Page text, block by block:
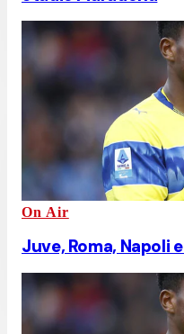
On Air
Juve, Roma, Napoli